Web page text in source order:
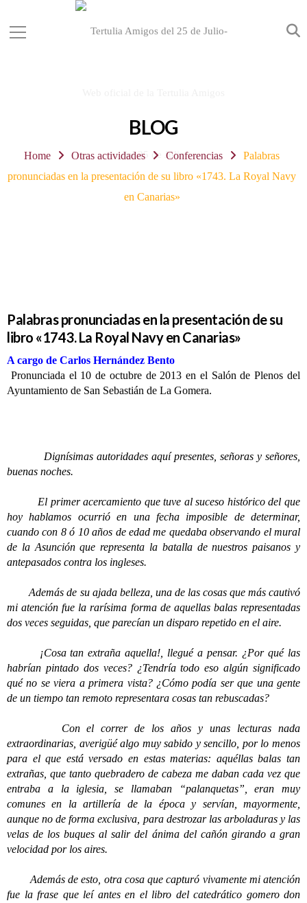
BLOG
Home Otras actividades Conferencias
Palabras
pronunciadas en la presentación de su libro «1743. La Royal Navy
en Canarias»
Palabras pronunciadas en la presentación de su
libro «1743. La Royal Navy en Canarias»
A cargo de Carlos Hernández Bento
Pronunciada el 10 de octubre de 2013 en el Salón de Plenos del
Ayuntamiento de San Sebastián de La Gomera.
Dignísimas autoridades aquí presentes, señoras y señores,
buenas noches.
El primer acercamiento que tuve al suceso histórico del que
hoy hablamos ocurrió en una fecha imposible de determinar,
cuando con 8 ó 10 años de edad me quedaba observando el mural
de la Asunción que representa la batalla de nuestros paisanos y
antepasados contra los ingleses.
Además de su ajada belleza, una de las cosas que más cautivó
mi atención fue la rarísima forma de aquellas balas representadas
dos veces seguidas, que parecían un disparo repetido en el aire.
¡Cosa tan extraña aquella!, llegué a pensar. ¿Por qué las
habrían pintado dos veces? ¿Tendría todo eso algún significado
qué no se viera a primera vista? ¿Cómo podía ser que una gente
de un tiempo tan remoto representara cosas tan rebuscadas?
Con el correr de los años y unas lecturas nada
extraordinarias, averigüé algo muy sabido y sencillo, por lo menos
para el que está versado en estas materias: aquéllas balas tan
extrañas, que tanto quebradero de cabeza me daban cada vez que
entraba a la iglesia, se llamaban “palanquetas”, eran muy
comunes en la artillería de la época y servían, mayormente,
aunque no de forma exclusiva, para destrozar las arboladuras y las
velas de los buques al salir del ánima del cañón girando a gran
velocidad por los aires.
Además de esto, otra cosa que capturó vivamente mi atención
fue la frase que leí antes en el libro del catedrático gomero don